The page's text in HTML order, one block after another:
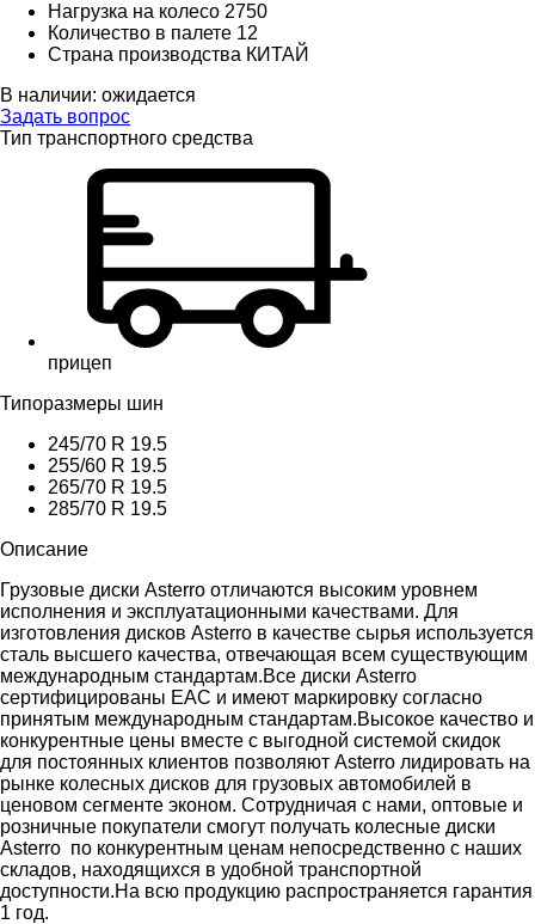
Нагрузка на колесо 2750
Количество в палете 12
Страна производства КИТАЙ
В наличии: ожидается
Задать вопрос
Тип транспортного средства
прицеп
Типоразмеры шин
245/70 R 19.5
255/60 R 19.5
265/70 R 19.5
285/70 R 19.5
Описание
Грузовые диски Asterro отличаются высоким уровнем
исполнения и эксплуатационными качествами. Для
изготовления дисков Asterro в качестве сырья используется
сталь высшего качества, отвечающая всем существующим
международным стандартам.Все диски Asterro
сертифицированы ЕАС и имеют маркировку согласно
принятым международным стандартам.Высокое качество и
конкурентные цены вместе с выгодной системой скидок
для постоянных клиентов позволяют Asterro лидировать на
рынке колесных дисков для грузовых автомобилей в
ценовом сегменте эконом. Сотрудничая с нами, оптовые и
розничные покупатели смогут получать колесные диски
Asterro по конкурентным ценам непосредственно с наших
складов, находящихся в удобной транспортной
доступности.На всю продукцию распространяется гарантия
1 год.